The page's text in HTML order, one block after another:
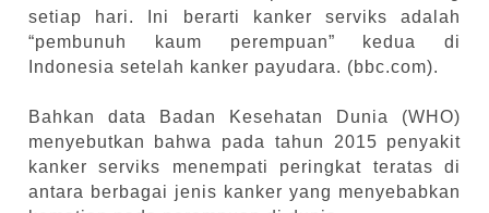
setiap hari. Ini berarti kanker serviks adalah
“pembunuh kaum perempuan” kedua di
Indonesia setelah kanker payudara. (bbc.com).
Bahkan data Badan Kesehatan Dunia (WHO)
menyebutkan bahwa pada tahun 2015 penyakit
kanker serviks menempati peringkat teratas di
antara berbagai jenis kanker yang menyebabkan